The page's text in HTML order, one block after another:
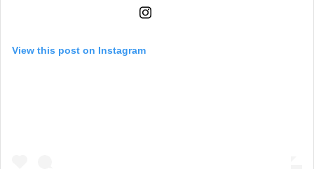
View this post on Instagram